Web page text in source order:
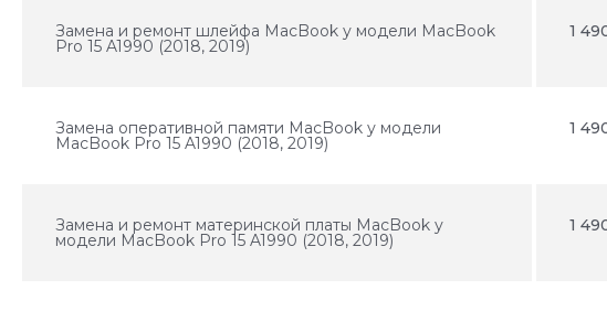
Замена и ремонт шлейфа MacBook у модели MacBook
Pro 15 A1990 (2018, 2019)
1
Замена оперативной памяти MacBook у модели
MacBook Pro 15 A1990 (2018, 2019)
1
Замена и ремонт материнской платы MacBook у
модели MacBook Pro 15 A1990 (2018, 2019)
1